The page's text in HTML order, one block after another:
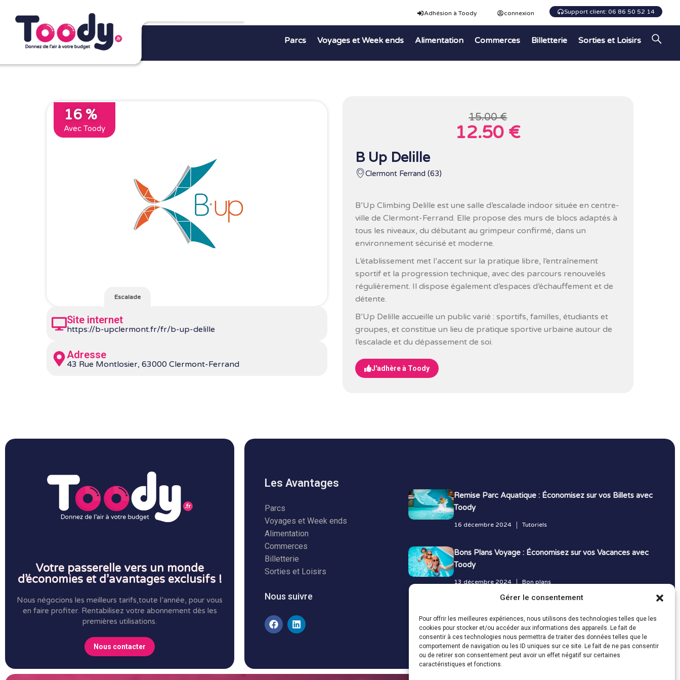
Gérer le consentement
Pour offrir les meilleures expériences, nous utilisons des technologies telles que les
cookies pour stocker et/ou accéder aux informations des appareils. Le fait de
consentir à ces technologies nous permettra de traiter des données telles que le
comportement de navigation ou les ID uniques sur ce site. Le fait de ne pas consentir
ou de retirer son consentement peut avoir un effet négatif sur certaines
caractéristiques et fonctions.
Adhésion à Toody connexion Support client: 06 86 50 52 14
Parcs Voyages et Week ends Alimentation Commerces Billetterie Sorties et Loisirs
16 %
Avec Toody
Escalade
Site internet
https://b-upclermont.fr/fr/b-up-delille
Adresse
43 Rue Montlosier, 63000 Clermont-Ferrand
15.00 €
12.50 €
B Up Delille
Clermont Ferrand (63)
B’Up Climbing Delille est une salle d’escalade indoor située en centre-
ville de Clermont-Ferrand. Elle propose des murs de blocs adaptés à
tous les niveaux, du débutant au grimpeur confirmé, dans un
environnement sécurisé et moderne.
L’établissement met l’accent sur la pratique libre, l’entraînement
sportif et la progression technique, avec des parcours renouvelés
régulièrement. Il dispose également d’espaces d’échauffement et de
détente.
B’Up Delille accueille un public varié : sportifs, familles, étudiants et
groupes, et constitue un lieu de pratique sportive urbaine autour de
l’escalade et du dépassement de soi.
J'adhère à Toody
Votre passerelle vers un monde
d’économies et d’avantages exclusifs !
Nous négocions les meilleurs tarifs,toute l’année, pour vous
en faire profiter. Rentabilisez votre abonnement dès les
premières utilisations.
Nous contacter
Les Avantages
Parcs
Voyages et Week ends
Alimentation
Commerces
Billetterie
Sorties et Loisirs
Nous suivre
Remise Parc Aquatique : Économisez sur vos Billets avec
Toody
16 décembre 2024 Tutoriels
Bons Plans Voyage : Économisez sur vos Vacances avec
Toody
13 décembre 2024 Bon plans